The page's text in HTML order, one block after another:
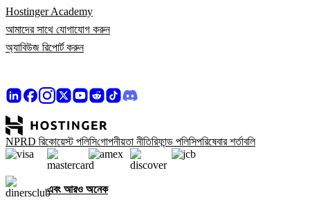
Hostinger Academy
আমাদের সাথে যোগাযোগ করুন
অ্যাবিউজ রিপোর্ট করুন
NPRD রিকোয়েস্ট পলিসিগোপনীয়তা নীতিরিফান্ড পলিসিপরিষেবার শর্তাবলি
এবং আরও অনেক